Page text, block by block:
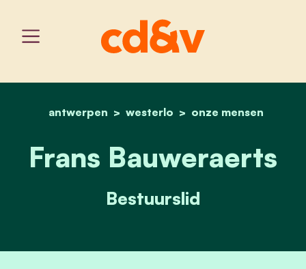
home
antwerpen westerlo onze mensen
frans bauweraerts
Frans Bauweraerts
Bestuurslid